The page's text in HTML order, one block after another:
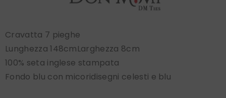
Cravatta 7 pieghe
Lunghezza 148cmLarghezza 8cm
100% seta inglese stampata
Fondo blu con micoridisegni celesti e blu